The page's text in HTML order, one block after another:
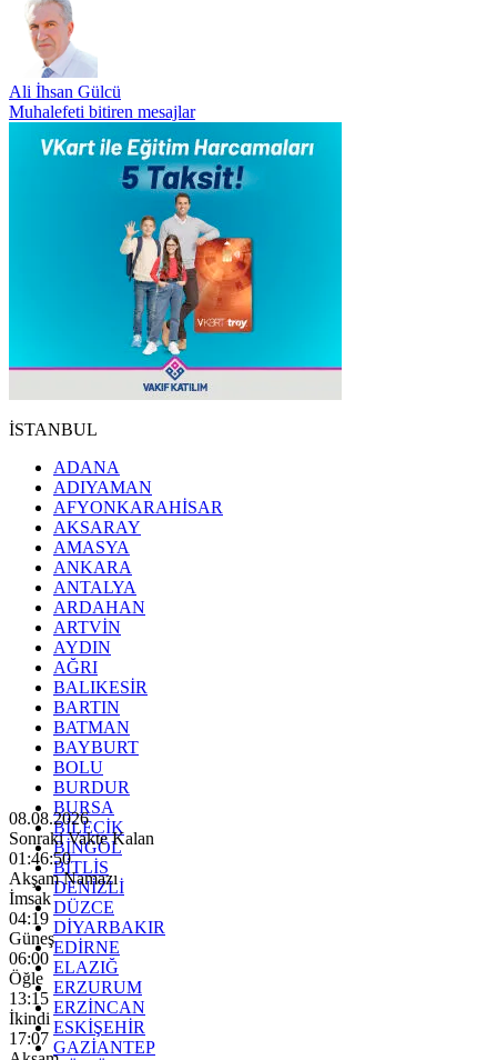
Ali İhsan Gülcü
Muhalefeti bitiren mesajlar
İSTANBUL
ADANA
ADIYAMAN
AFYONKARAHİSAR
AKSARAY
AMASYA
ANKARA
ANTALYA
ARDAHAN
ARTVİN
AYDIN
AĞRI
BALIKESİR
BARTIN
BATMAN
BAYBURT
BOLU
BURDUR
BURSA
BİLECİK
BİNGÖL
BİTLİS
DENİZLİ
DÜZCE
DİYARBAKIR
EDİRNE
ELAZIĞ
ERZURUM
ERZİNCAN
ESKİŞEHİR
GAZİANTEP
08.08.2026
Sonraki Vakte Kalan
01:46:49
Akşam Namazı
İmsak
04:19
Güneş
06:00
Öğle
13:15
İkindi
17:07